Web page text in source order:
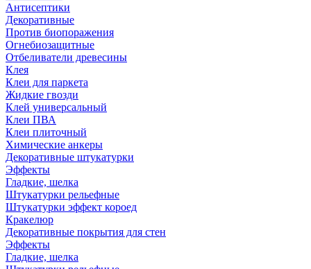
Антисептики
Декоративные
Против биопоражения
Огнебиозащитные
Отбеливатели древесины
Клея
Клеи для паркета
Жидкие гвозди
Клей универсальный
Клеи ПВА
Клеи плиточный
Химические анкеры
Декоративные штукатурки
Эффекты
Гладкие, шелка
Штукатурки рельефные
Штукатурки эффект короед
Кракелюр
Декоративные покрытия для стен
Эффекты
Гладкие, шелка